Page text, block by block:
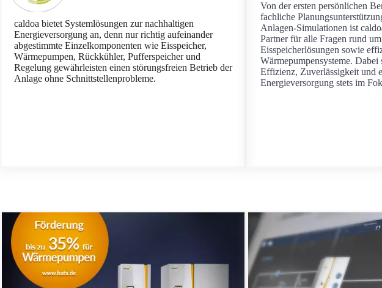
caldoa bietet Systemlösungen zur nachhaltigen
Energieversorgung an, denn nur richtig aufeinander
abgestimmte Einzelkomponenten wie Eisspeicher,
Wärmepumpen, Rückkühler, Pufferspeicher und
Regelung gewährleisten einen störungsfreien Betrieb der
Anlage ohne Schnittstellenprobleme.
Von der ersten persönlichen
fachliche
Anlagen-Simulationen ist
Partner für alle Fragen rund
Eisspeicherlösungen sowie
Wärmepumpensysteme. Dabei
Effizienz, Zuverlässigkeit und
Energieversorgung stets im